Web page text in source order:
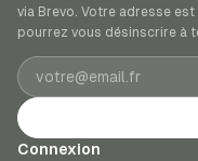
via Brevo. Votre adresse
pourrez vous désinscrire à
Adresse e-mail
Connexion